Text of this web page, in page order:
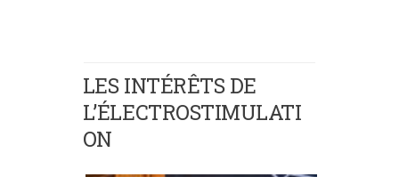
LES INTÉRÊTS DE
L’ÉLECTROSTIMULATI
ON